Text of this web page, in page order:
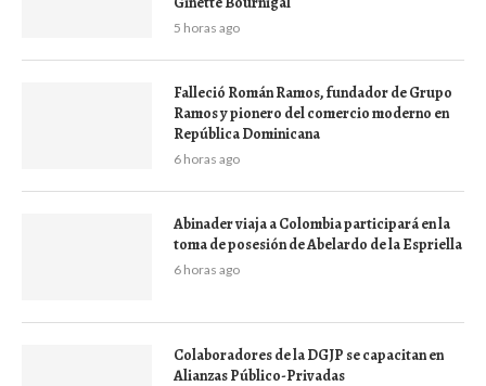
5 horas ago
Falleció Román Ramos, fundador de Grupo
Ramos y pionero del comercio moderno en
República Dominicana
6 horas ago
Abinader viaja a Colombia participará en la
toma de posesión de Abelardo de la Espriella
6 horas ago
Colaboradores de la DGJP se capacitan en
Alianzas Público-Privadas